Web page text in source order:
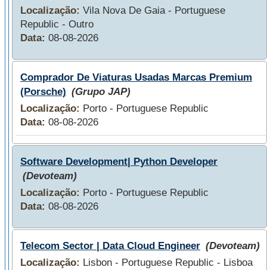
Localização: Vila Nova De Gaia - Portuguese
Republic - Outro
Data: 08-08-2026
Comprador De Viaturas Usadas Marcas Premium
(Porsche) (Grupo JAP)
Localização: Porto - Portuguese Republic
Data: 08-08-2026
Software Development| Python Developer
(Devoteam)
Localização: Porto - Portuguese Republic
Data: 08-08-2026
Telecom Sector | Data Cloud Engineer (Devoteam)
Localização: Lisbon - Portuguese Republic - Lisboa